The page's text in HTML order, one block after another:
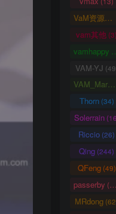
VaM资源中心
vam其他 (3)
vamhappy
VAM-YJ
VAM_Mars
Thorn(34)
Solerrain
Riccio (26)
Qing (244)
QFeng(49)
passerby (26)
MRdong